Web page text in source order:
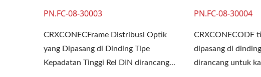
PN.FC-08-30003
CRXCONECFrame Distribusi Optik
yang Dipasang di Dinding Tipe
Kepadatan Tinggi Rel DIN dirancang...
PN.FC-08-30004
CRXCONECODF
dipasang di
dirancang untuk